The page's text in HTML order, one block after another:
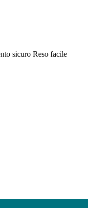
sicuro Reso facile